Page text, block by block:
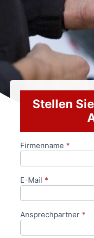
Stellen
Anfrageformular
Firmenname *
E-Mail *
Ansprechpartner *